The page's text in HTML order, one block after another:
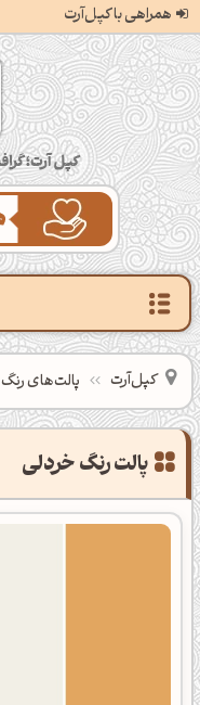
همراهی با کپل‌آرت
کپل‌آرت پالت‌های رنگ